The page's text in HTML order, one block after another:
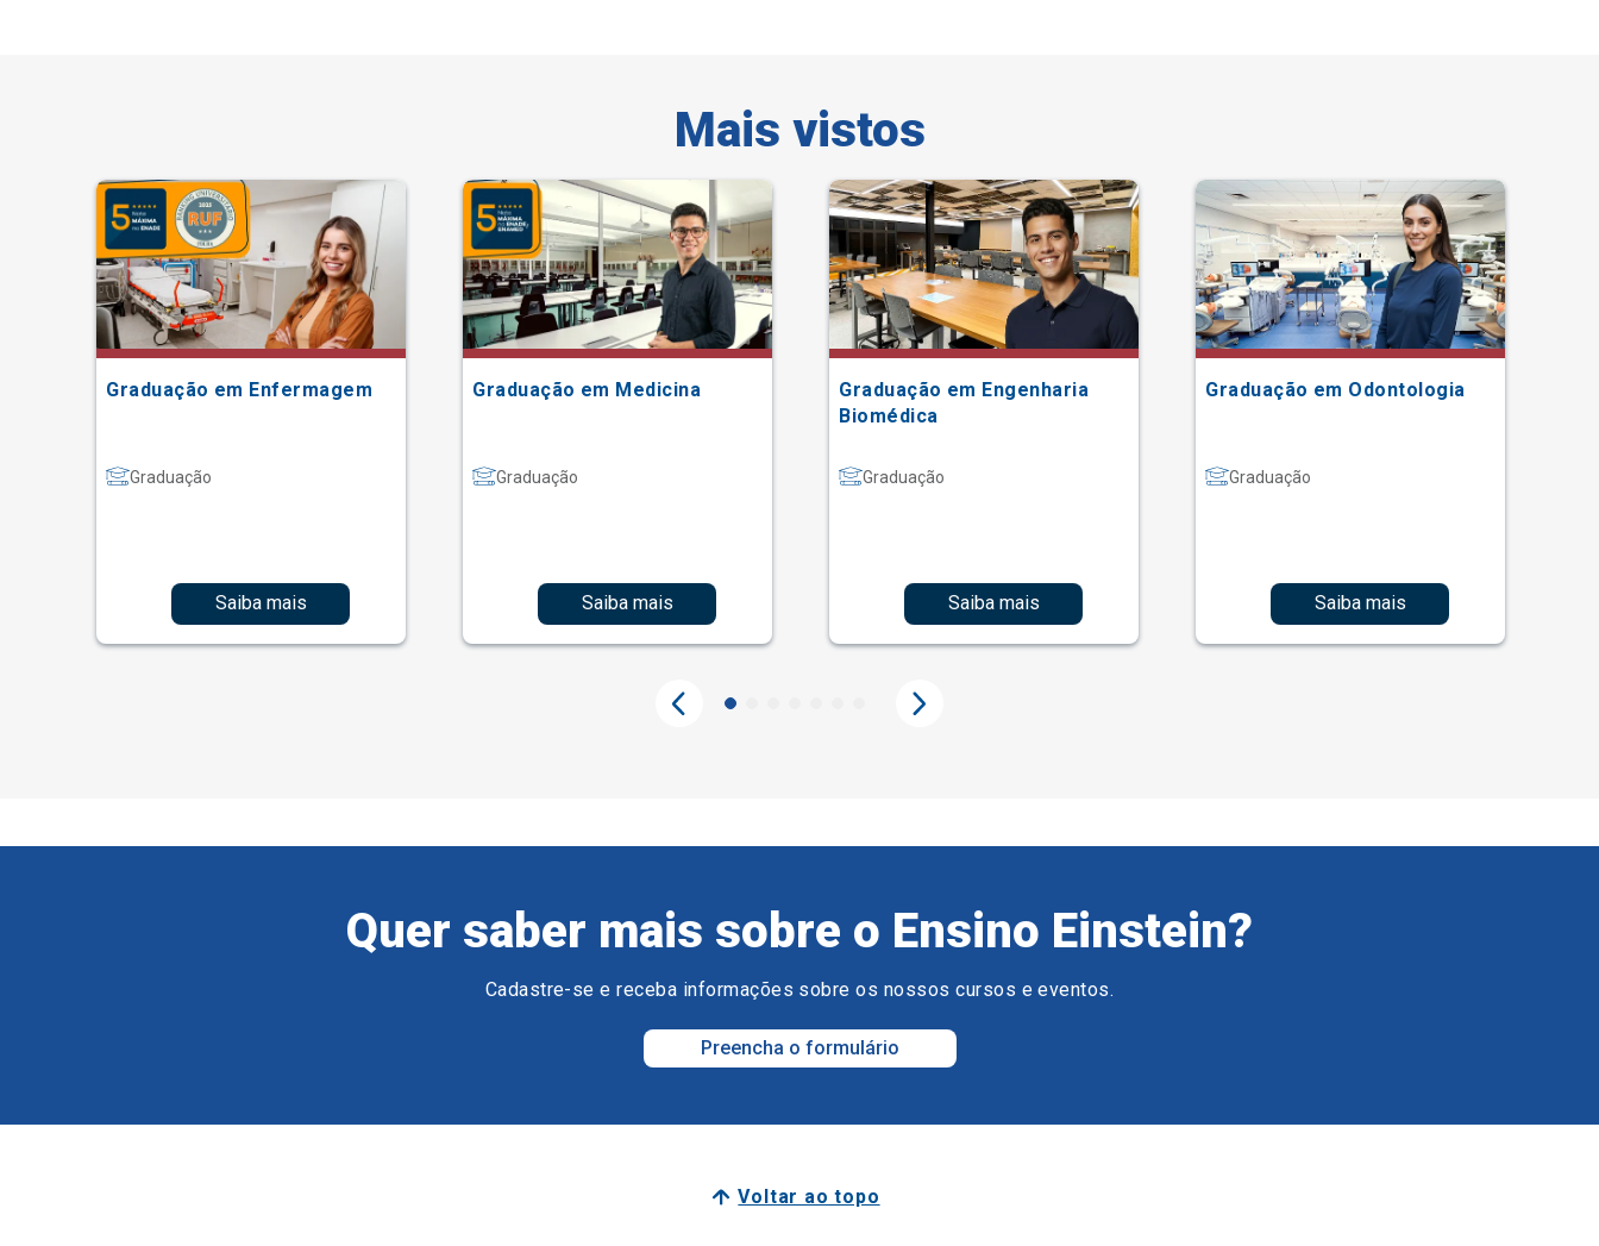
Mais vistos
Graduação em Enfermagem
Graduação
Saiba mais
Graduação em Medicina
Graduação
Saiba mais
Graduação em Engenharia
Biomédica
Graduação
Saiba mais
Graduação em Odontologia
Graduação
Saiba mais
Quer saber mais sobre o Ensino Einstein?
Cadastre-se e receba informações sobre os nossos cursos e eventos.
Preencha o formulário
Voltar ao topo